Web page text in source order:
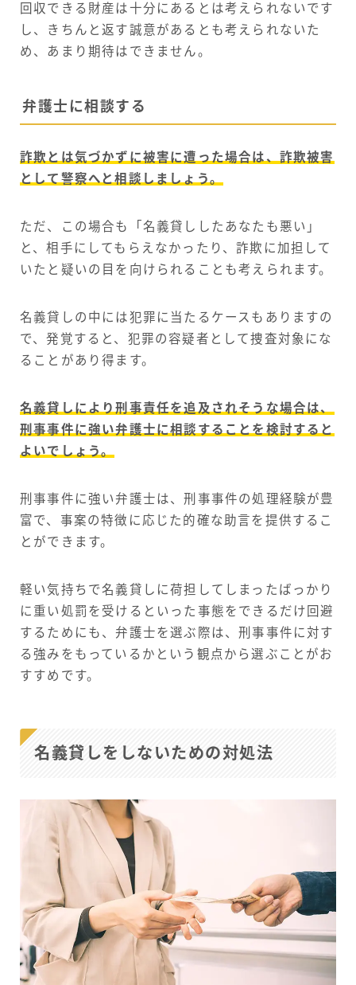
回収できる財産は十分にあるとは考えられないです
し、きちんと返す誠意があるとも考えられないた
め、あまり期待はできません。
弁護士に相談する
詐欺とは気づかずに被害に遭った場合は、詐欺被害
として警察へと相談しましょう。
ただ、この場合も「名義貸ししたあなたも悪い」
と、相手にしてもらえなかったり、詐欺に加担して
いたと疑いの目を向けられることも考えられます。
名義貸しの中には犯罪に当たるケースもありますの
で、発覚すると、犯罪の容疑者として捜査対象にな
ることがあり得ます。
名義貸しにより刑事責任を追及されそうな場合は、
刑事事件に強い弁護士に相談することを検討すると
よいでしょう。
刑事事件に強い弁護士は、刑事事件の処理経験が豊
富で、事案の特徴に応じた的確な助言を提供するこ
とができます。
軽い気持ちで名義貸しに荷担してしまったばっかり
に重い処罰を受けるといった事態をできるだけ回避
するためにも、弁護士を選ぶ際は、刑事事件に対す
る強みをもっているかという観点から選ぶことがお
すすめです。
名義貸しをしないための対処法